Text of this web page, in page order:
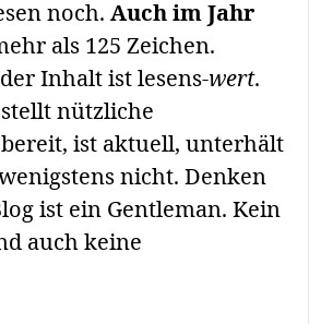
noch. Auch im Jahr
als 125 Zeichen.
Inhalt ist lesens-wert.
nützliche
ist aktuell, unterhält
nicht. Denken
ist ein Gentleman. Kein
auch keine